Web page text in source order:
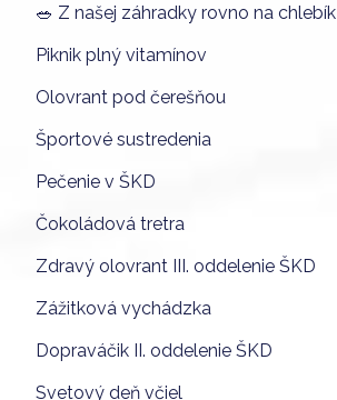
🥗 Z našej záhradky rovno na chlebík
Piknik plný vitamínov
Olovrant pod čerešňou
Športové sustredenia
Pečenie v ŠKD
Čokoládová tretra
Zdravý olovrant III. oddelenie ŠKD
Zážitková vychádzka
Dopraváčik II. oddelenie ŠKD
Svetový deň včiel